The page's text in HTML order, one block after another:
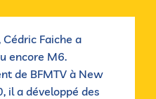
Faiche a
encore M6.
de BFMTV à New
il a développé des